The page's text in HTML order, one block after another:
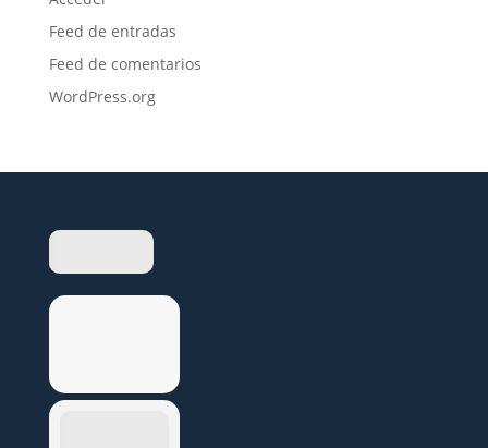
Feed de entradas
Feed de comentarios
WordPress.org